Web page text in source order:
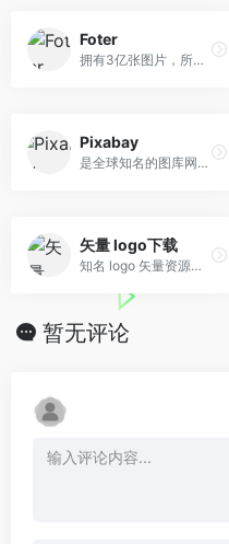
Foter
拥有3亿张图片，所有尺寸免费下载
Pixabay
是全球知名的图库网站及充满活力的创意社区
矢量 logo下载
知名 logo 矢量资源下载
暂无评论